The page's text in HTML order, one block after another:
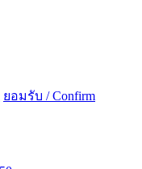
ยอมรับ / Confirm